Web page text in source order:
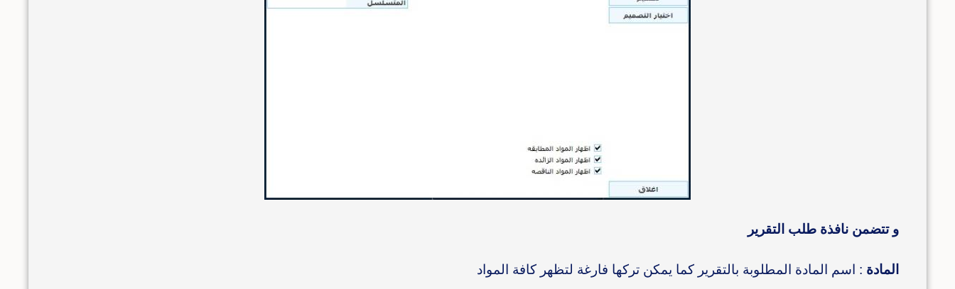
و تتضمن نافذة طلب التقرير
المادة : اسم المادة المطلوبة بالتقرير كما يمكن تركها فارغة لتظهر كافة المواد